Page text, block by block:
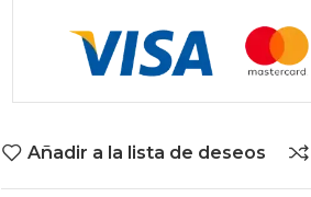
Añadir a la lista de deseos